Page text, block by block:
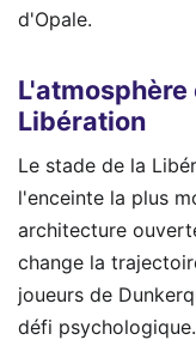
d'Opale.
Libération
Le stade de la
l'enceinte la plus
architecture
change la
joueurs de
défi